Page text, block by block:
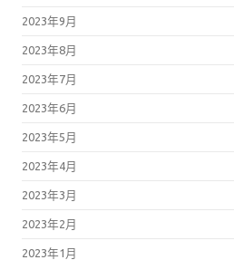
2023年9月
2023年8月
2023年7月
2023年6月
2023年5月
2023年4月
2023年3月
2023年2月
2023年1月